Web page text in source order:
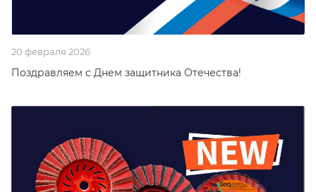
20 февраля 2026
Поздравляем с Днем защитника Отечества!